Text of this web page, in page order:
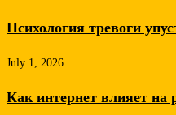
Психология тревоги
July 1, 2026
Как интернет влияет на